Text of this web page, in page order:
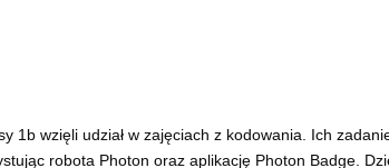
1b wzięli udział w zajęciach z kodowania. Ich
robota Photon oraz aplikację Photon Badge.